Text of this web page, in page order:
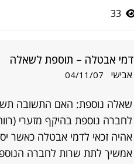
33
דמי אבטלה – תוספת לשאלה
אבישי 04/11/07
שאלה נוספת: האם התשובה
אהיה זכאי לדמי אבטלה כאשר
אמשיך לתת שרות לחברה